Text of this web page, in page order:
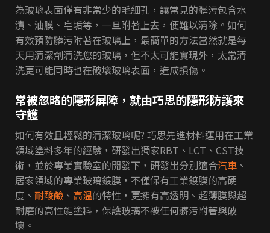
為玻璃表面僅有非常少的毛細孔，讓常見的髒污包含水
漬、油膜、皂垢等，一旦附著上去，便難以清除。如何
有效預防髒污附著在玻璃上，最簡單的方法當然就是每
天用清潔劑清洗您的玻璃，但不太可能實現外，太常清
洗更可能同時也在破壞玻璃表面，造成損傷。
常被忽略的隱形屏障，就由巧思的隱形防護來
守護
如何有效且輕鬆的清潔玻璃呢? 巧思先進材料運用在工業
領域塗料多年的經驗，研發出獨家RBT、LCT、CST技
術，並於專業實驗室的開發下，研發出分別適合汽車 、
居家領域的專業玻璃鍍膜，不僅保有工業鍍膜的高硬
度、 耐酸鹼 、 高溫的特性，更擁有高透明、超薄膜與超
耐磨的高性能塗料，保護玻璃不被任何髒污附著與破
壞。